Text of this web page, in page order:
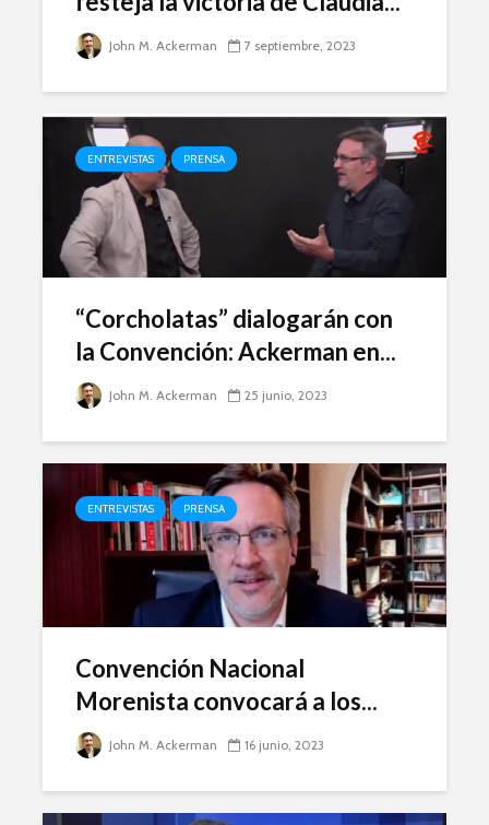
John M. Ackerman 7 septiembre, 2023
ENTREVISTAS PRENSA
“Corcholatas” dialogarán con
la Convención: Ackerman en...
John M. Ackerman 25 junio, 2023
ENTREVISTAS PRENSA
Convención Nacional
Morenista convocará a los...
John M. Ackerman 16 junio, 2023